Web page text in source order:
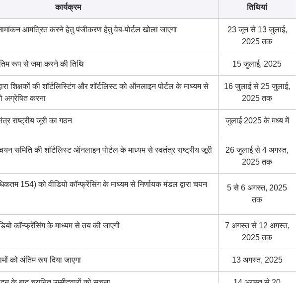
कार्यक्रम तिथियां
आमंत्रित करने हेतु पंजीकरण हेतु वेब-पोर्टल खोला जाएगा
23 जून से 13 जुलाई,
2025 तक
रूप से जमा करने की तिथि 15 जुलाई, 2025
शिक्षकों की शॉर्टलिस्टिंग और शॉर्टलिस्ट को ऑनलाइन पोर्टल के माध्यम से
अग्रेषित करना
16 जुलाई से 25 जुलाई,
2025 तक
राष्ट्रीय जूरी का गठन जुलाई 2025 के मध्य में
समिति की शॉर्टलिस्ट ऑनलाइन पोर्टल के माध्यम से स्वतंत्र राष्ट्रीय जूरी
26 जुलाई से 4 अगस्त,
2025 तक
154) को वीडियो कॉन्फ्रेंसिंग के माध्यम से निर्णायक मंडल द्वारा चयन
5 से 6 अगस्त, 2025
तक
कॉन्फ्रेंसिंग के माध्यम से तय की जाएगी
7 अगस्त से 12 अगस्त,
2025 तक
को अंतिम रूप दिया जाएगा 13 अगस्त, 2025